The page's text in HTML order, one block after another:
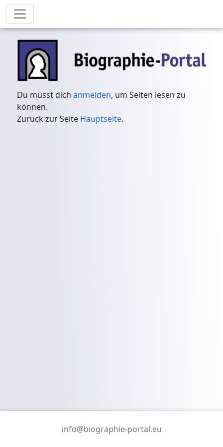
Du musst dichanmelden, um Seiten lesen zu
können.
Zurück zur Seite Hauptseite.
info@biographie-portal.eu